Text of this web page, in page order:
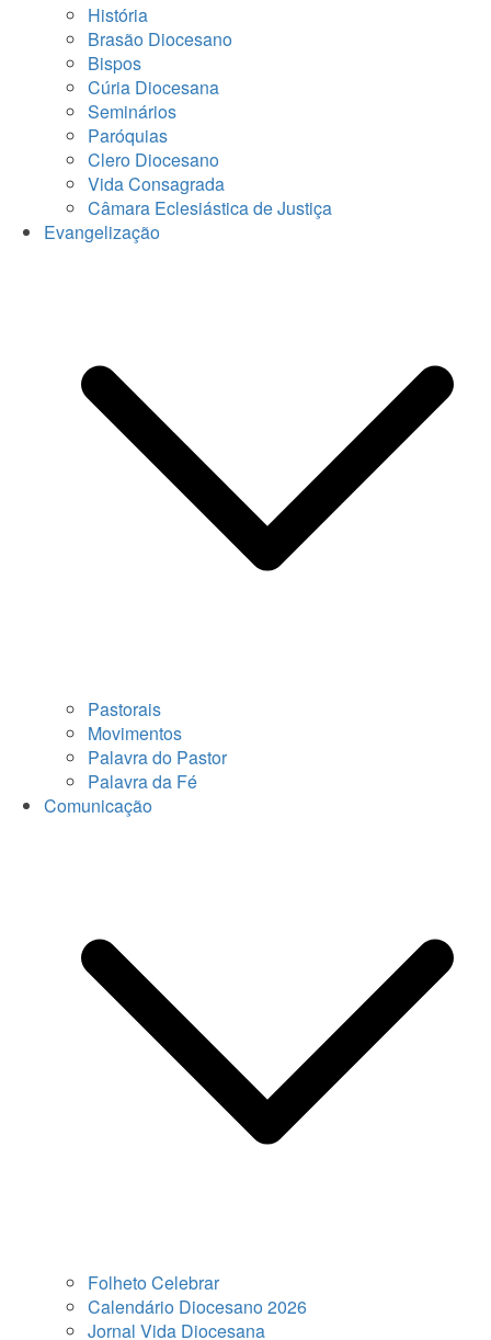
História
Brasão Diocesano
Bispos
Cúria Diocesana
Seminários
Paróquias
Clero Diocesano
Vida Consagrada
Câmara Eclesiástica de Justiça
Evangelização
Pastorais
Movimentos
Palavra do Pastor
Palavra da Fé
Comunicação
Folheto Celebrar
Calendário Diocesano 2026
Jornal Vida Diocesana